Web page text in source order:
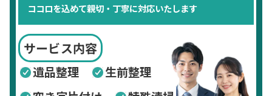
ココロを込めて親切・丁寧に対応いたします
サービス内容
遺品整理
生前整理